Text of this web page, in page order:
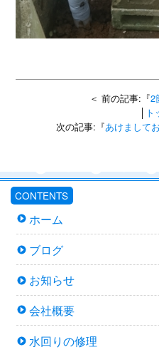
＜ 前の記事:『2
│ ト
次の記事:『あけまして
CONTENTS
ホーム
ブログ
お知らせ
会社概要
水回りの修理